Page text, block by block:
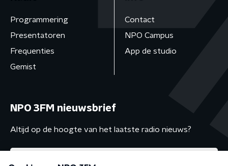
Programmering
Presentatoren
Frequenties
Gemist
Contact
NPO Campus
App de studio
NPO 3FM nieuwsbrief
Altijd op de hoogte van het laatste radio nieuws?